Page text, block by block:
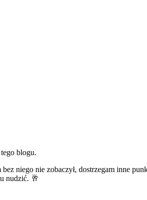
blogu.
niego nie zobaczył, dostrzegam inne
nudzić. 🥂